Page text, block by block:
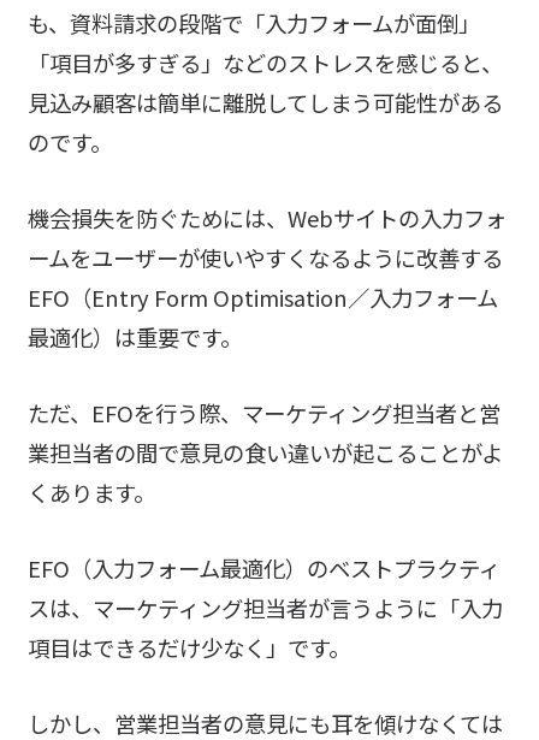
も、資料請求の段階で「入力フォームが面倒」
「項目が多すぎる」などのストレスを感じると、
見込み顧客は簡単に離脱してしまう可能性がある
のです。
機会損失を防ぐためには、Webサイトの入力フォ
ームをユーザーが使いやすくなるように改善する
EFO（Entry Form Optimisation／入力フォーム
最適化）は重要です。
ただ、EFOを行う際、マーケティング担当者と営
業担当者の間で意見の食い違いが起こることがよ
くあります。
EFO（入力フォーム最適化）のベストプラクティ
スは、マーケティング担当者が言うように「入力
項目はできるだけ少なく」です。
しかし、営業担当者の意見にも耳を傾けなくては